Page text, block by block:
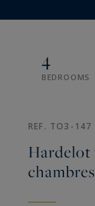
4
BEDROOMS
REF. TO3-147
Hardelot